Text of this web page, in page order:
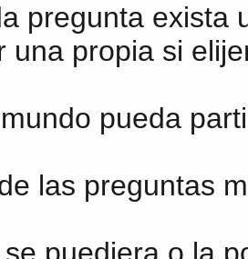
pregunta exista
una propia si
pueda
las preguntas